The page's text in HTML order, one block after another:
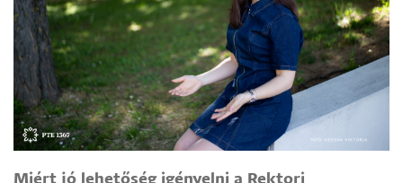
Miért jó lehetőség igényelni a Rektori